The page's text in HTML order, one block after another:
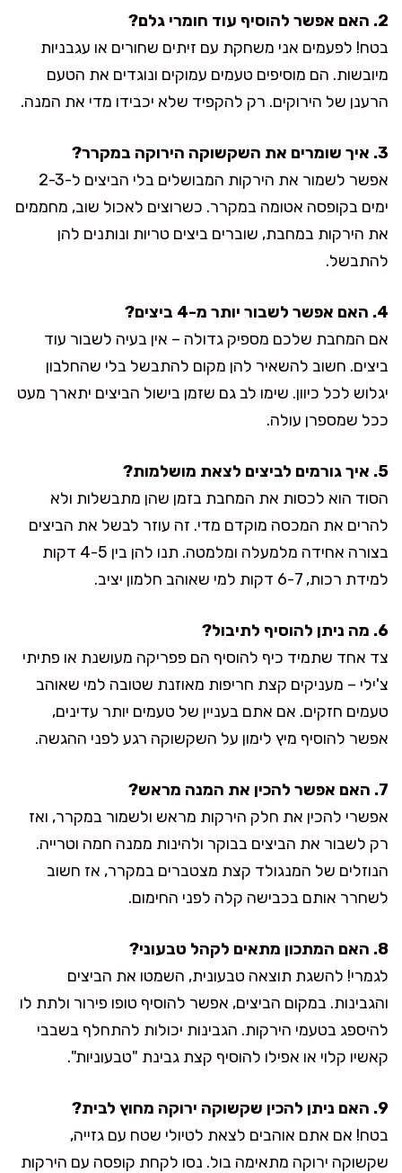
2. האם אפשר להוסיף עוד חומרי גלם?
בטח! לפעמים אני משחקת עם זיתים שחורים או עגבניות
מיובשות. הם מוסיפים טעמים עמוקים ונוגדים את הטעם
הרענן של הירוקים. רק להקפיד שלא יכבידו מדי את המנה.
3. איך שומרים את השקשוקה הירוקה במקרר?
אפשר לשמור את הירקות המבושלים בלי הביצים ל-2-3
ימים בקופסה אטומה במקרר. כשרוצים לאכול שוב, מחממים
את הירקות במחבת, שוברים ביצים טריות ונותנים להן
להתבשל.
4. האם אפשר לשבור יותר מ-4 ביצים?
אם המחבת שלכם מספיק גדולה – אין בעיה לשבור עוד
ביצים. חשוב להשאיר להן מקום להתבשל בלי שהחלבון
יגלוש לכל כיוון. שימו לב גם שזמן בישול הביצים יתארך מעט
ככל שמספרן עולה.
5. איך גורמים לביצים לצאת מושלמות?
הסוד הוא לכסות את המחבת בזמן שהן מתבשלות ולא
להרים את המכסה מוקדם מדי. זה עוזר לבשל את הביצים
בצורה אחידה מלמעלה ומלמטה. תנו להן בין 4-5 דקות
למידת רכות, 6-7 דקות למי שאוהב חלמון יציב.
6. מה ניתן להוסיף לתיבול?
צד אחד שתמיד כיף להוסיף הם פפריקה מעושנת או פתיתי
צ'ילי – מעניקים קצת חריפות מאוזנת שטובה למי שאוהב
טעמים חזקים. אם אתם בעניין של טעמים יותר עדינים,
אפשר להוסיף מיץ לימון על השקשוקה רגע לפני ההגשה.
7. האם אפשר להכין את המנה מראש?
אפשרי להכין את חלק הירקות מראש ולשמור במקרר, ואז
רק לשבור את הביצים בבוקר ולהינות ממנה חמה וטרייה.
הנוזלים של המנגולד קצת מצטברים במקרר, אז חשוב
לשחרר אותם בכבישה קלה לפני החימום.
8. האם המתכון מתאים לקהל טבעוני?
לגמרי! להשגת תוצאה טבעונית, השמטו את הביצים
והגבינות. במקום הביצים, אפשר להוסיף טופו פירור ולתת לו
להיספג בטעמי הירקות. הגבינות יכולות להתחלף בשבבי
קאשיו קלוי או אפילו להוסיף קצת גבינת "טבעוניות".
9. האם ניתן להכין שקשוקה ירוקה מחוץ לבית?
בטח! אם אתם אוהבים לצאת לטיולי שטח עם גזייה,
שקשוקה ירוקה מתאימה בול. נסו לקחת קופסה עם הירקות